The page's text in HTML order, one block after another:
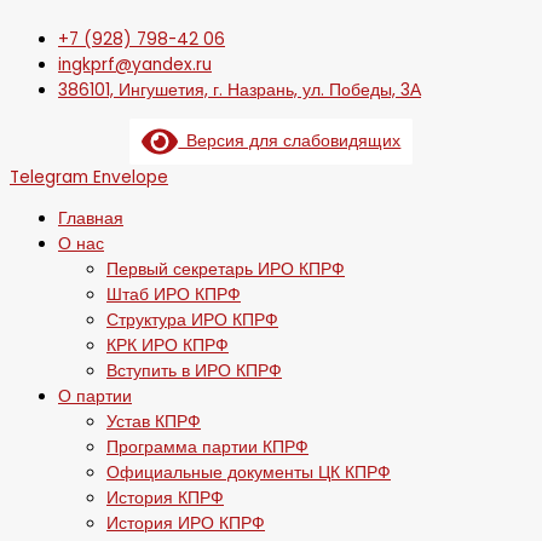
+7 (928) 798-42 06
ingkprf@yandex.ru
386101, Ингушетия, г. Назрань, ул. Победы, 3А
Версия для слабовидящих
Telegram Envelope
Главная
О нас
Первый секретарь ИРО КПРФ
Штаб ИРО КПРФ
Структура ИРО КПРФ
КРК ИРО КПРФ
Вступить в ИРО КПРФ
О партии
Устав КПРФ
Программа партии КПРФ
Официальные документы ЦК КПРФ
История КПРФ
История ИРО КПРФ